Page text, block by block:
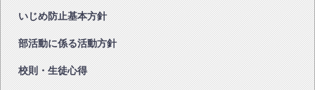
いじめ防止基本方針
部活動に係る活動方針
校則・生徒心得